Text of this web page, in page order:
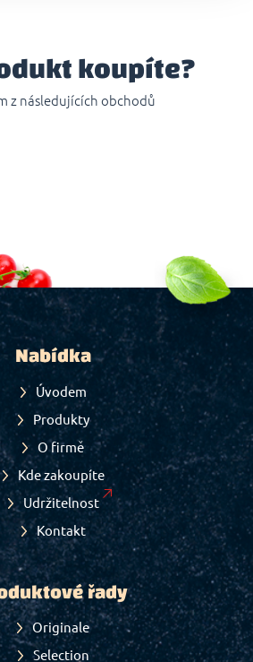
koupíte?
z následujících obchodů
Nabídka
Úvodem
Produkty
O firmě
Kde zakoupíte
Udržitelnost
Kontakt
řady
Originale
Selection